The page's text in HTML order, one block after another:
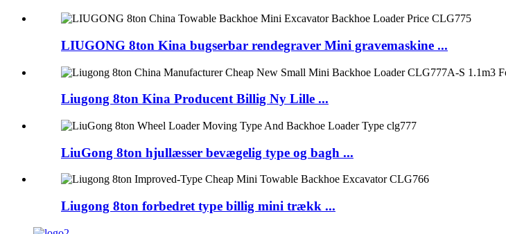
LIUGONG 8ton Kina bugserbar rendegraver Mini gravemaskine ...
Liugong 8ton Kina Producent Billig Ny Lille ...
LiuGong 8ton hjullæsser bevægelig type og bagh ...
Liugong 8ton forbedret type billig mini trækk ...